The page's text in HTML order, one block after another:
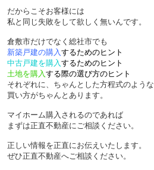
だからこそお客様には
私と同じ失敗をして欲しく無いんです。
倉敷市だけでなく総社市でも
新築戸建の購入するためのヒント
中古戸建を購入するためのヒント
土地を購入する際の選び方のヒント
それぞれに、ちゃんとした方程式のような
買い方がちゃんとあります。
マイホーム購入されるのであれば
まずは正直不動産にご相談ください。
正しい情報を正直にお伝えいたします。
ぜひ正直不動産へご相談ください。